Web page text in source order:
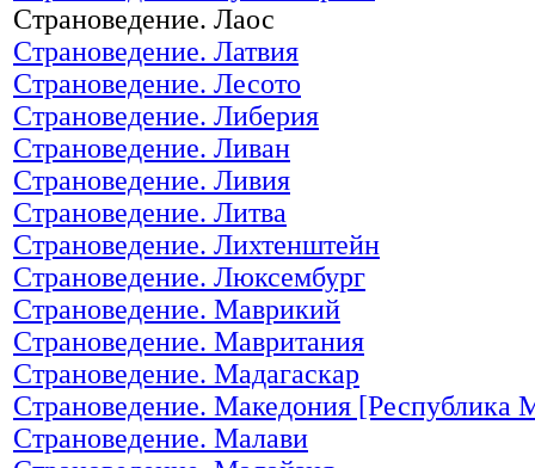
Страноведение. Лаос
Страноведение. Латвия
Страноведение. Лесото
Страноведение. Либерия
Страноведение. Ливан
Страноведение. Ливия
Страноведение. Литва
Страноведение. Лихтенштейн
Страноведение. Люксембург
Страноведение. Маврикий
Страноведение. Мавритания
Страноведение. Мадагаскар
Страноведение. Македония [Республика
Страноведение. Малави